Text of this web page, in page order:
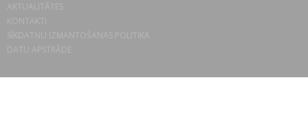
AKTUALITĀTES
KONTAKTI
SĪKDATŅU IZMANTOŠANAS POLITIKA
DATU APSTRĀDE